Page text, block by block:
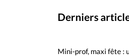
Derniers
Mini-prof, maxi fête :